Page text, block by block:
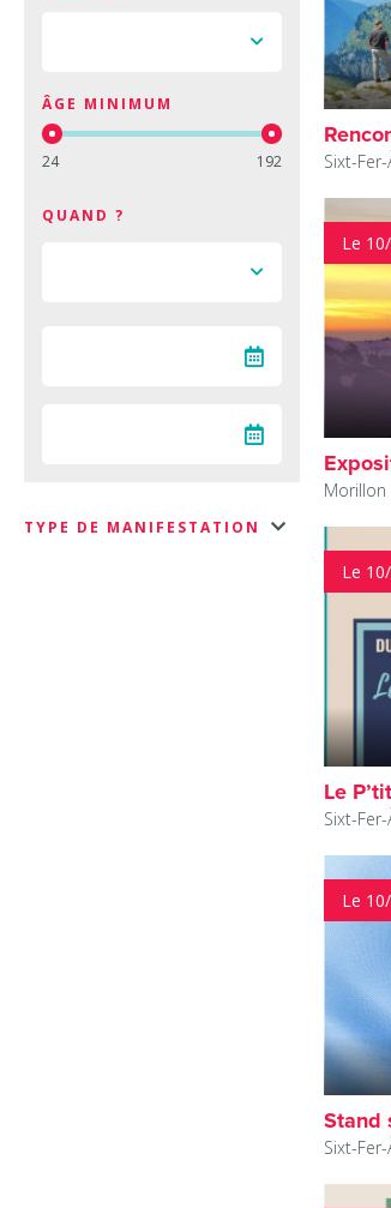
ÂGE MINIMUM
24 192
QUAND ?
TYPE DE MANIFESTATION
Sixt-
Le
Morillon
Le
Le
Sixt-
Le
Stand
Sixt-